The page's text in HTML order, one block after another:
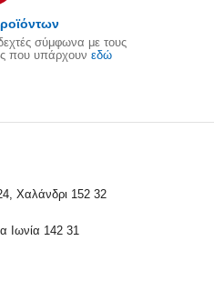
σύμφωνα με τους
που υπάρχουν εδώ
Χαλάνδρι 152 32
Ιωνία 142 31